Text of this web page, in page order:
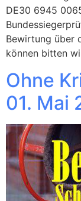
DE30 6945
Bewirtung über
können bitten
Ohne
01. Mai